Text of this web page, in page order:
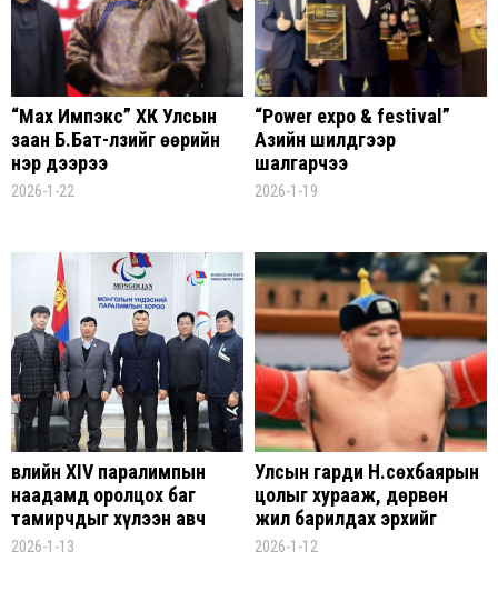
“Мах Импэкс” ХК Улсын
заан Б.Бат-Өлзийг өөрийн
нэр дээрээ
барилдуулахаар болжээ
2026-1-22
“Power expo & festival”
Азийн шилдгээр
шалгарчээ
2026-1-19
Өвлийн XIV паралимпын
наадамд оролцох баг
тамирчдыг хүлээн авч
уулзлаа
2026-1-13
Улсын гарди Н.Өсөхбаярын
цолыг хурааж, дөрвөн
жил барилдах эрхийг
хасах шийдвэр гарчээ
2026-1-12